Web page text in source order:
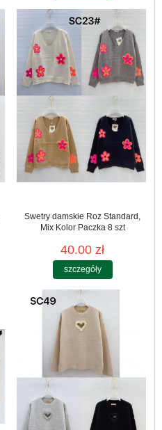
Swetry damskie Roz Standard,
Mix Kolor Paczka 8 szt
40.00 zł
szczegóły